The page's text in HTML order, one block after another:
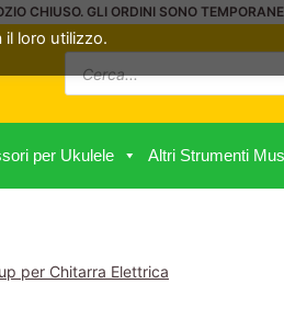
CHIUSO. GLI ORDINI SONO
Ricerca
prodotti
per Ukulele Altri Strumenti
per Chitarra Elettrica
loro utilizzo.